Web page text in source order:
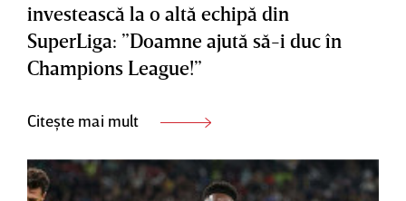
investească la o altă echipă din
SuperLiga: ”Doamne ajută să-i duc în
Champions League!”
Citește mai mult